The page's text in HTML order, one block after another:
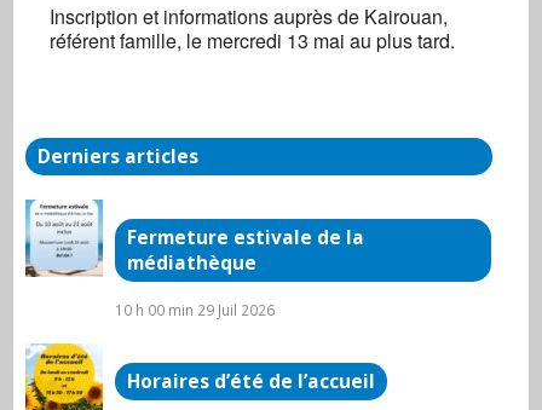
Inscription et informations auprès de Kairouan,
référent famille, le mercredi 13 mai au plus tard.
Derniers articles
Fermeture estivale de la
médiathèque
10 h 00 min 29 Juil 2026
Horaires d’été de l’accueil